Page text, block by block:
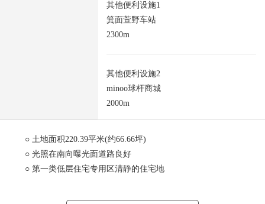
其他便利设施1
箕面萱野车站
2300m
其他便利设施2
minoo球杆商城
2000m
○ 土地面积220.39平米(约66.66坪)
○ 光照在南向曝光面道路良好
○ 第一类低层住宅专用区清静的住宅地
○ 用建筑包含条件住宅用地销售，没有。